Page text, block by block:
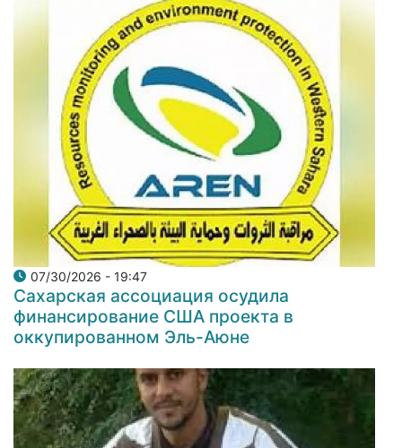
07/30/2026 - 19:47
Сахарская ассоциация осудила
финансирование США проекта в
оккупированном Эль-Аюне